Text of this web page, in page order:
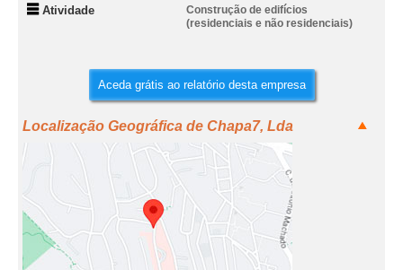
Atividade
Construção de edifícios
(residenciais e não residenciais)
Aceda grátis ao relatório desta empresa
Localização Geográfica de Chapa7, Lda